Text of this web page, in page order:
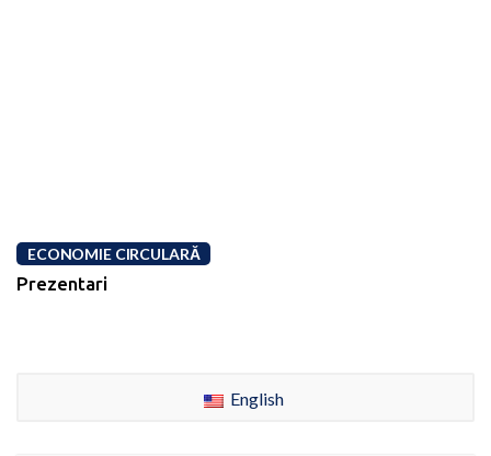
ECONOMIE CIRCULARĂ
Prezentari
English